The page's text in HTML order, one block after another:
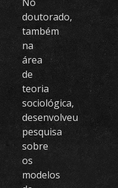
No
doutorado,
também
na
área
de
teoria
sociológica,
desenvolveu
pesquisa
sobre
os
modelos